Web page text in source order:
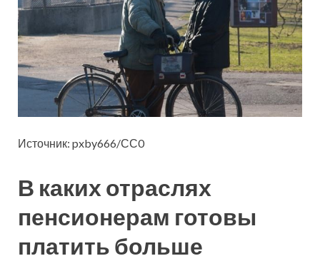
Источник: pxby666/СС0
В каких отраслях
пенсионерам готовы
платить больше